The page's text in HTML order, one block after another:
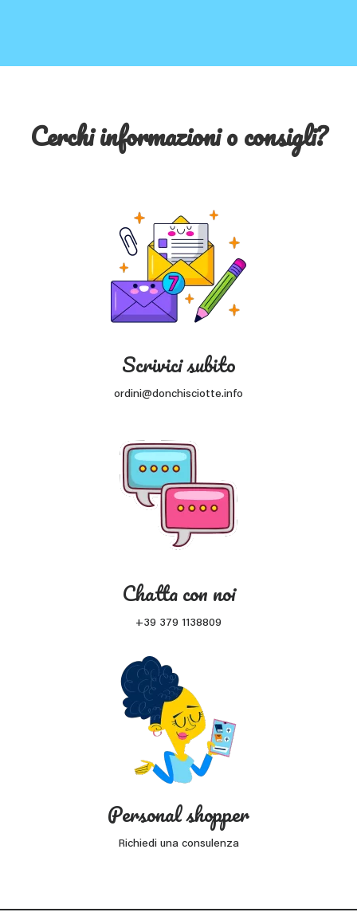
Cerchi informazioni o consigli?
Scrivici subito
ordini@donchisciotte.info
Chatta con noi
+39 379 1138809
Personal shopper
Richiedi una consulenza